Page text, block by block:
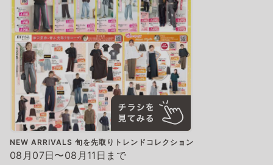
NEW ARRIVALS 旬を先取りトレンドコレクション
08月07日〜08月11日まで